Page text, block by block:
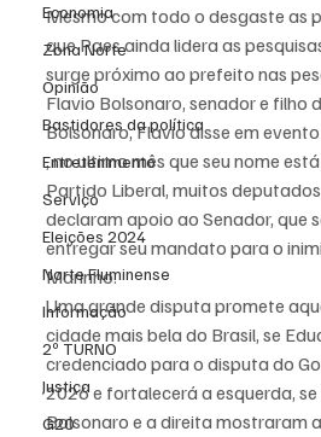
Economia
Zona Norte
Opinião
Bastidores da política
Entretenimento
Serviço
Eleições 2024
Norte Fluminense
Informação
2º TURNO
Justiça
G20
Mesmo com todo o desgaste as
que Paes ainda lidera as
surge próximo ao prefeito nas
Flavio Bolsonaro, senador e filho
Bolsonaro, Flavio disse em
, no ultimo mês que seu nome
Partido Liberal, muitos
declaram apoio ao Senador, que
entregar seu mandato para o
Marinho.
Uma grande disputa promete
cidade mais bela do Brasil, se
credenciado para o disputa do
2026 e fortalecerá a esquerda, se
Bolsonaro e a direita mostraram